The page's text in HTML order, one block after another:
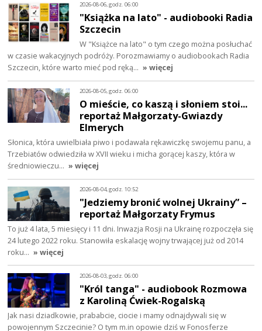
2026-08-06, godz. 06:00
"Książka na lato" - audiobooki Radia
Szczecin
W "Książce na lato" o tym czego można posłuchać
w czasie wakacyjnych podróży. Porozmawiamy o audiobookach Radia
Szczecin, które warto mieć pod ręką… » więcej
2026-08-05, godz. 06:00
O mieście, co kaszą i słoniem stoi...
reportaż Małgorzaty-Gwiazdy
Elmerych
Słonica, która uwielbiała piwo i podawała rękawiczkę swojemu panu, a
Trzebiatów odwiedziła w XVII wieku i micha gorącej kaszy, która w
średniowieczu… » więcej
2026-08-04, godz. 10:52
"Jedziemy bronić wolnej Ukrainy” –
reportaż Małgorzaty Frymus
To już 4 lata, 5 miesięcy i 11 dni. Inwazja Rosji na Ukrainę rozpoczęła się
24 lutego 2022 roku. Stanowiła eskalację wojny trwającej już od 2014
roku… » więcej
2026-08-03, godz. 06:00
"Król tanga" - audiobook Rozmowa
z Karoliną Ćwiek-Rogalską
Jak nasi dziadkowie, prababcie, ciocie i mamy odnajdywali się w
powojennym Szczecinie? O tym m.in opowie dziś w Fonosferze